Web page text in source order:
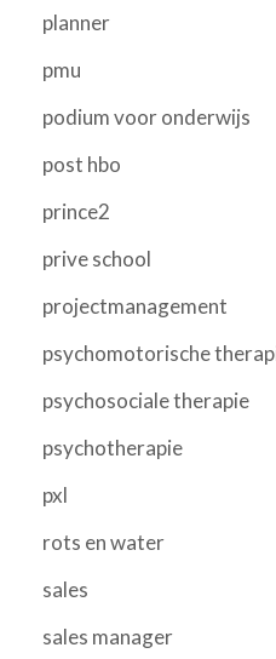
planner
pmu
podium voor onderwijs
post hbo
prince2
prive school
projectmanagement
psychomotorische
psychosociale therapie
psychotherapie
pxl
rots en water
sales
sales manager